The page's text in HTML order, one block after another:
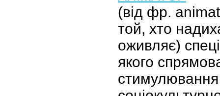
(від фр.
той, хто
оживляє)
якого
стимулювання